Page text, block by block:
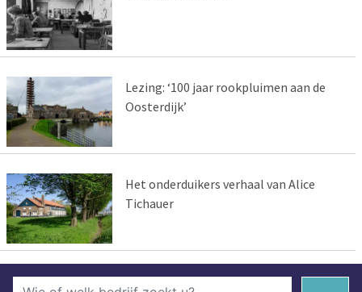
Lezing: ‘100 jaar rookpluimen aan de
Oosterdijk’
Het onderduikers verhaal van Alice
Tichauer